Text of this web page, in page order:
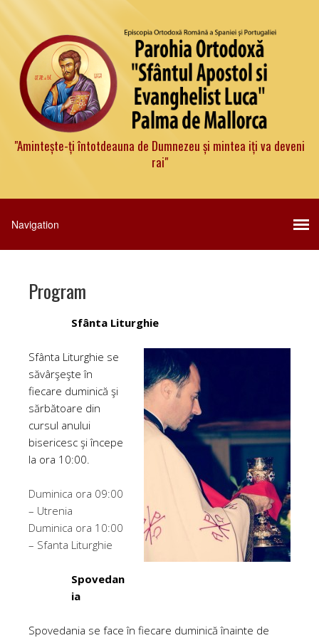
"Amintește-ți întotdeauna de Dumnezeu și mintea iți va deveni
rai"
Program
Sfânta Liturghie
Sfânta Liturghie se
săvârşeşte în
fiecare duminică şi
sărbătoare din
cursul anului
bisericesc şi începe
la ora 10:00.
Duminica ora 09:00
– Utrenia
Duminica ora 10:00
– Sfanta Liturghie
Spovedan
ia
Spovedania se face în fiecare duminică înainte de